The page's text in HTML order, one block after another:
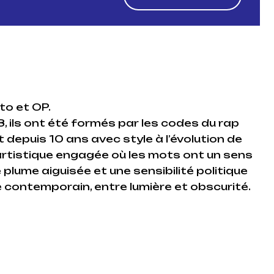
et OP.
ils ont été formés par les codes du rap
10 ans avec style à l’évolution de
engagée où les mots ont un sens
aiguisée et une sensibilité politique
contemporain, entre lumière et obscurité.